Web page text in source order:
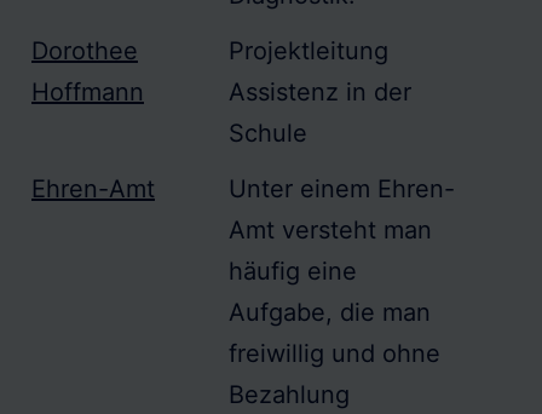
Dorothee
Hoffmann
Projektleitung
Assistenz in der
Schule
Ehren-Amt
Unter einem Ehren-
Amt versteht man
häufig eine
Aufgabe, die man
freiwillig und ohne
Bezahlung